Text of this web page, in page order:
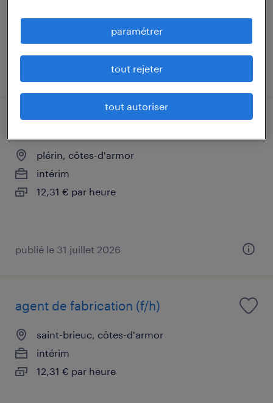
publié le 30 juillet 2026
plérin, côtes-d'armor
intérim
12,31 € par heure
publié le 31 juillet 2026
agent de fabrication (f/h)
saint-brieuc, côtes-d'armor
intérim
12,31 € par heure
paramétrer
tout rejeter
tout autoriser